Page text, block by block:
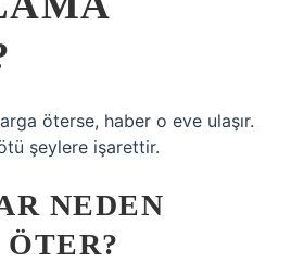
öterse, haber o eve ulaşır.
şeylere işarettir.
NEDEN